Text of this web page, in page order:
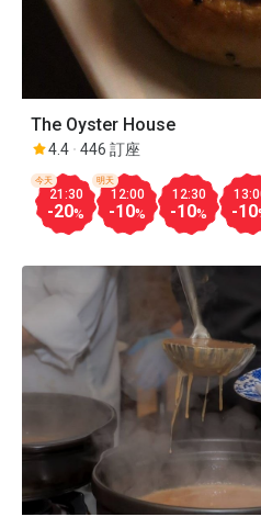
The Oyster House
4.4 446 訂座
21:30
-20%
今天
12:00
-10%
明天
12:30
-10% -10